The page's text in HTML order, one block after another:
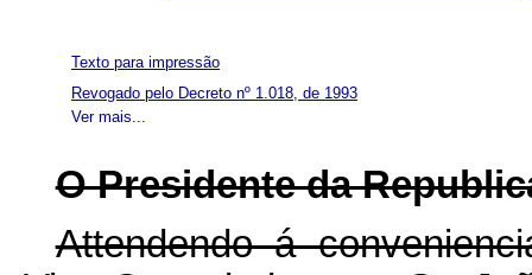
Ver mais...
Texto para impressão
Revogado pelo Decreto nº 1.018, de 1993
O Presidente da
Attendendo á